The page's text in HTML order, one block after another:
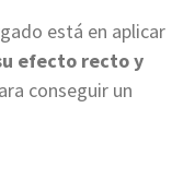
está en aplicar
efecto recto y
conseguir un